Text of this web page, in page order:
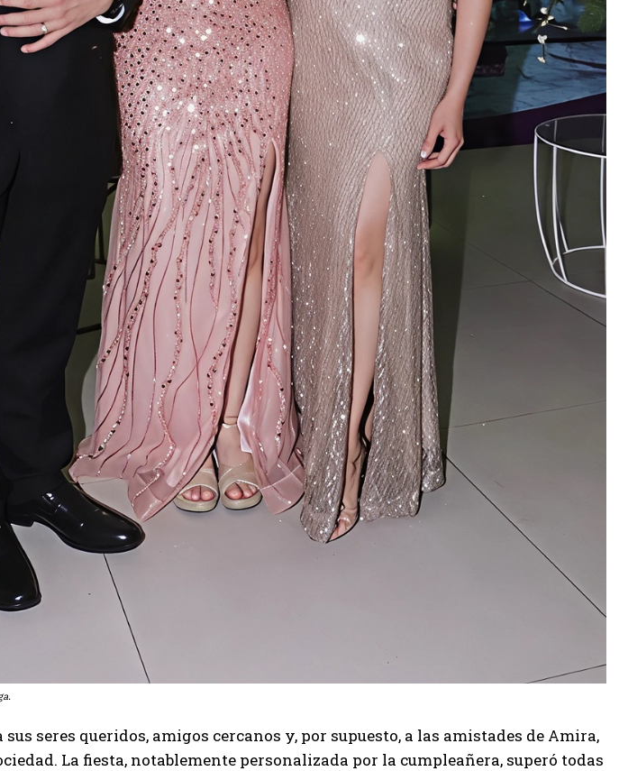
seres queridos, amigos cercanos y, por supuesto, a las amistades de Amira,
La fiesta, notablemente personalizada por la cumpleañera, superó todas